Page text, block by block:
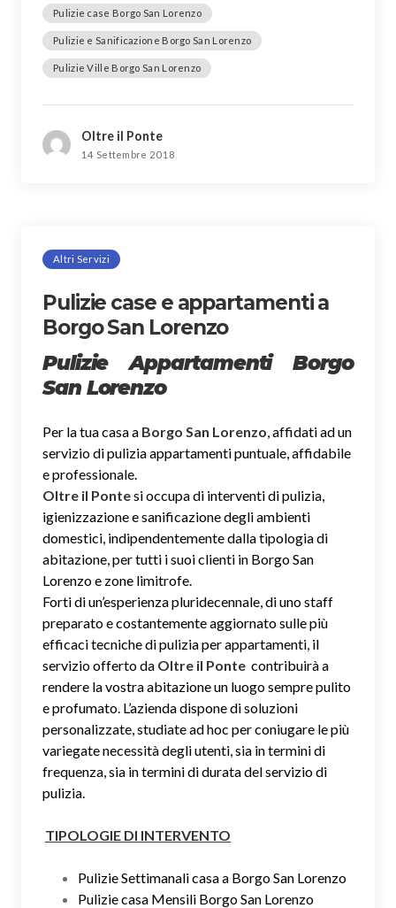
Pulizie case Borgo San Lorenzo
Pulizie e Sanificazione Borgo San Lorenzo
Pulizie Ville Borgo San Lorenzo
Oltre il Ponte
14 Settembre 2018
Altri Servizi
Pulizie case e appartamenti a
Borgo San Lorenzo
Pulizie Appartamenti Borgo
San Lorenzo
Per la tua casa a Borgo San Lorenzo , affidati ad un
servizio di pulizia appartamenti puntuale, affidabile
e professionale.
Oltre il Pontesi occupa di interventi di pulizia,
igienizzazione e sanificazione degli ambienti
domestici, indipendentemente dalla tipologia di
abitazione, per tutti i suoi clienti in Borgo San
Lorenzo e zone limitrofe.
Forti di un’esperienza pluridecennale, di uno staff
preparato e costantemente aggiornato sulle più
efficaci tecniche di pulizia per appartamenti, il
servizio offerto da Oltre il Ponte contribuirà a
rendere la vostra abitazione un luogo sempre pulito
e profumato. L’azienda dispone di soluzioni
personalizzate, studiate ad hoc per coniugare le più
variegate necessità degli utenti, sia in termini di
frequenza, sia in termini di durata del servizio di
pulizia.
TIPOLOGIE DI INTERVENTO
Pulizie Settimanali casa a Borgo San Lorenzo
Pulizie casa Mensili Borgo San Lorenzo